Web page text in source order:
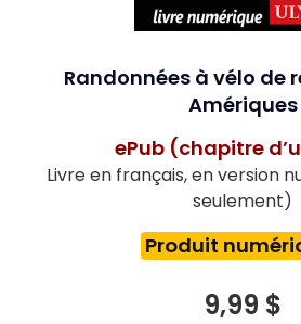
Randonnées à vélo de
Amériques
ePub (chapitre
Livre en français, en version
seulement)
Produit
9,99 $